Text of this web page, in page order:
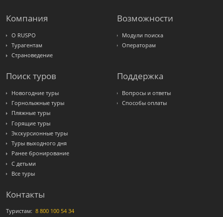
Интурист
Компания
О RUSPO
Турагентам
Страноведение
Возможности
Модули поиска
Операторам
Поиск туров
Новогодние туры
Горнолыжные туры
Пляжные туры
Горящие туры
Экскурсионные туры
Туры выходного дня
Ранее бронирование
С детьми
Все туры
Поддержка
Вопросы и ответы
Способы оплаты
Контакты
Туристам: 8 800 100 54 34